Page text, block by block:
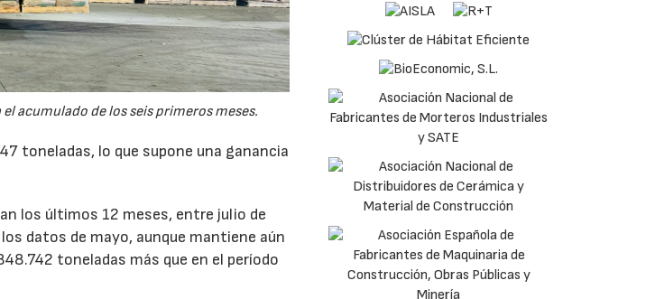
acumulado de los seis primeros meses.
toneladas, lo que supone una ganancia
los últimos 12 meses, entre julio de
datos de mayo, aunque mantiene aún
toneladas más que en el período